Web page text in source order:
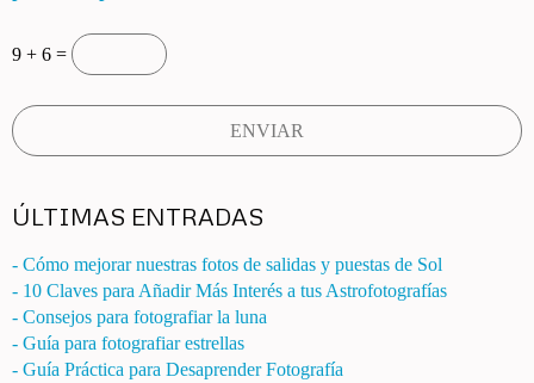
9 + 6 =
ÚLTIMAS ENTRADAS
- Cómo mejorar nuestras fotos de salidas y puestas de Sol
- 10 Claves para Añadir Más Interés a tus Astrofotografías
- Consejos para fotografiar la luna
- Guía para fotografiar estrellas
- Guía Práctica para Desaprender Fotografía